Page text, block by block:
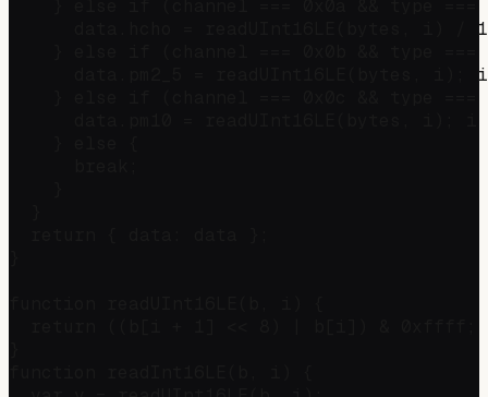
data.hcho = readUInt16LE(bytes, i) /
data.pm2_5 = readUInt16LE(bytes, i);